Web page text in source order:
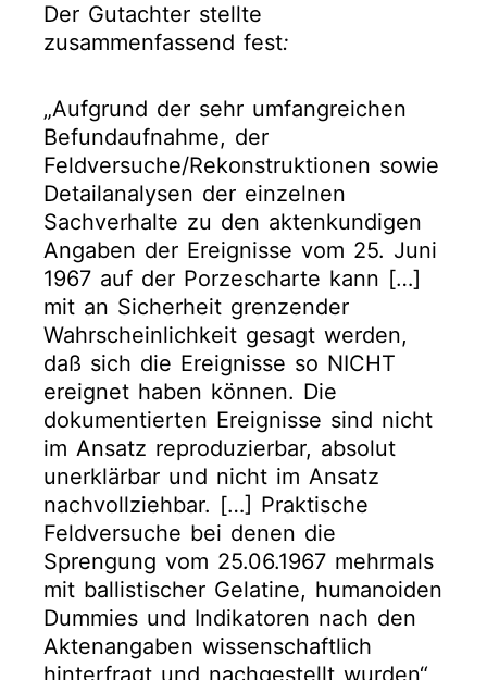
Der Gutachter stellte
zusammenfassend fest:
„Aufgrund der sehr umfangreichen
Befundaufnahme, der
Feldversuche/Rekonstruktionen sowie
Detailanalysen der einzelnen
Sachverhalte zu den aktenkundigen
Angaben der Ereignisse vom 25. Juni
1967 auf der Porzescharte kann […]
mit an Sicherheit grenzender
Wahrscheinlichkeit gesagt werden,
daß sich die Ereignisse so NICHT
ereignet haben können. Die
dokumentierten Ereignisse sind nicht
im Ansatz reproduzierbar, absolut
unerklärbar und nicht im Ansatz
nachvollziehbar. […] Praktische
Feldversuche bei denen die
Sprengung vom 25.06.1967 mehrmals
mit ballistischer Gelatine, humanoiden
Dummies und Indikatoren nach den
Aktenangaben wissenschaftlich
hinterfragt und nachgestellt wurden“,